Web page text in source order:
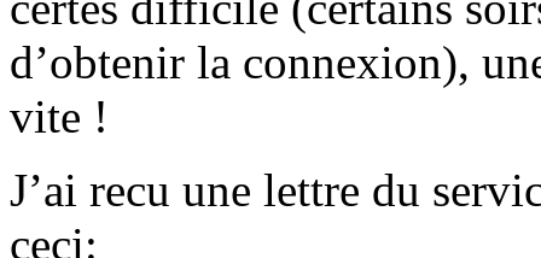
d’obtenir la connexion),
vite !
J’ai recu une lettre du
ceci: